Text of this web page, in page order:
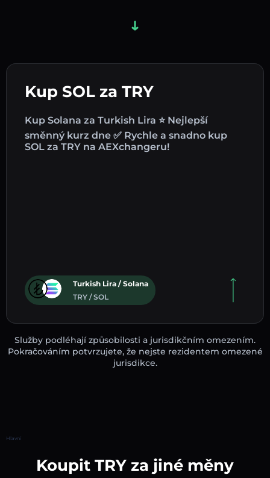
Kup SOL za TRY
Kup Solana za Turkish Lira ⭐ Nejlepší
směnný kurz dne ✅ Rychle a snadno kup
SOL za TRY na AEXchangeru!
Turkish Lira / Solana
TRY / SOL
Služby podléhají způsobilosti a jurisdikčním omezením.
Pokračováním potvrzujete, že nejste rezidentem omezené
jurisdikce.
Hlavní
Koupit TRY za jiné měny